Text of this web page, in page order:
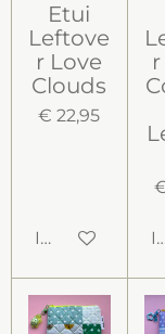
Etui
Leftove
r Love
Clouds
€ 22,95
In winkelwagen